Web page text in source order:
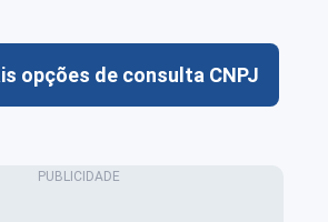
opções de consulta CNPJ